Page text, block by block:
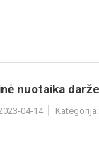
nuotaika
04-14 Kategorija: